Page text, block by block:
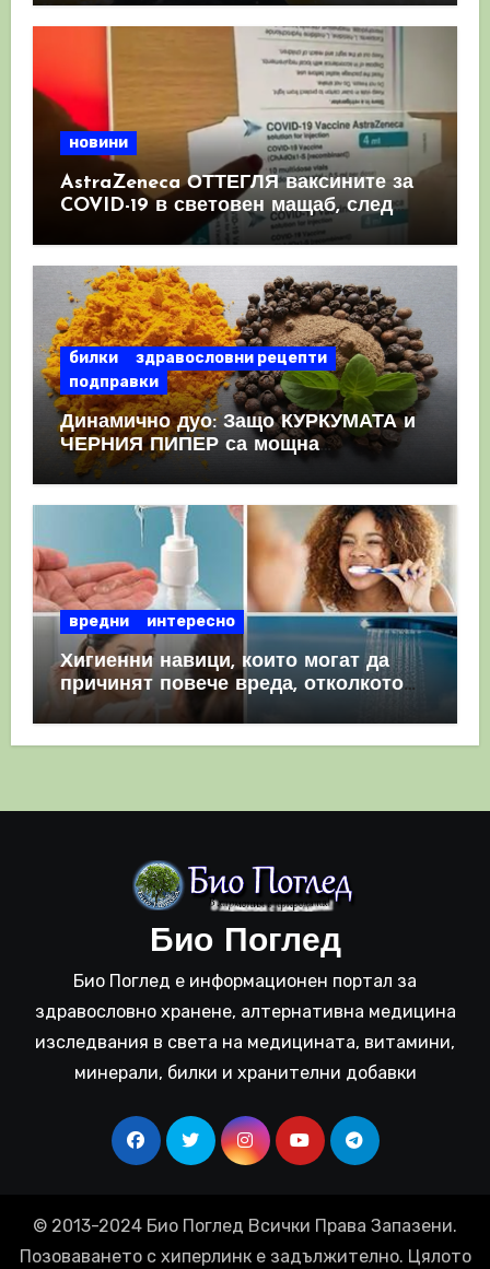
новини
AstraZeneca ОТТЕГЛЯ ваксините за
COVID-19 в световен мащаб, след
като призна, че те причиняват
КРЪВНИ съсиреци
билки
здравословни рецепти
подправки
Динамично дуо: Защо КУРКУМАТА и
ЧЕРНИЯ ПИПЕР са мощна
комбинация
вредни интересно
Хигиенни навици, които могат да
причинят повече вреда, отколкото
полза
Био Поглед
Био Поглед е информационен портал за
здравословно хранене, алтернативна медицина
изследвания в света на медицината, витамини,
минерали, билки и хранителни добавки
© 2013-2024 Био Поглед Всички Права Запазени.
Позоваването с хиперлинк е задължително. Цялото